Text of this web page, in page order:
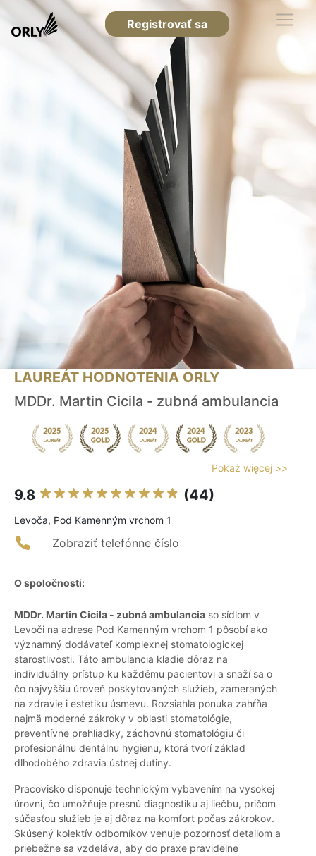
Registrovať sa
LAUREÁT HODNOTENIA ORLY
MDDr. Martin Cicila - zubná ambulancia
Pokaż więcej >>
9.8 (44)
Levoča, Pod Kamenným vrchom 1
Zobraziť telefónne číslo
O spoločnosti:
MDDr. Martin Cicila - zubná ambulancia so sídlom v
Levoči na adrese Pod Kamenným vrchom 1 pôsobí ako
významný dodávateľ komplexnej stomatologickej
starostlivosti. Táto ambulancia kladie dôraz na
individuálny prístup ku každému pacientovi a snaží sa o
čo najvyššiu úroveň poskytovaných služieb, zameraných
na zdravie i estetiku úsmevu. Rozsiahla ponuka zahŕňa
najmä moderné zákroky v oblasti stomatológie,
preventívne prehliadky, záchovnú stomatológiu či
profesionálnu dentálnu hygienu, ktorá tvorí základ
dlhodobého zdravia ústnej dutiny.
Pracovisko disponuje technickým vybavením na vysokej
úrovni, čo umožňuje presnú diagnostiku aj liečbu, pričom
súčasťou služieb je aj dôraz na komfort počas zákrokov.
Skúsený kolektív odborníkov venuje pozornosť detailom a
priebežne sa vzdeláva, aby do praxe pravidelne